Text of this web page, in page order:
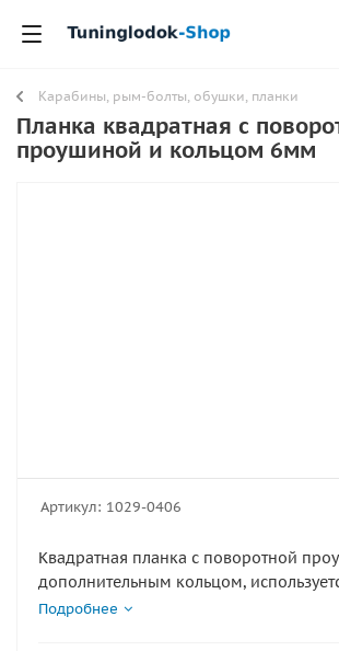
Карабины, рым-болты, обушки, планки
Планка квадратная с
проушиной и кольцом 6мм
Артикул: 1029-0406
Квадратная планка с поворотной
дополнительным кольцом,
проводки лопарей талрепа, для
Подробнее